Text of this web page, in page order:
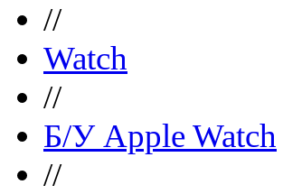
//
Watch
//
Б/У Apple Watch
//